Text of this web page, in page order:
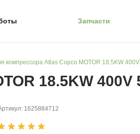
Запчасти
компрессора Atlas Copco MOTOR 18.5KW
18.5KW 400V
1625884712